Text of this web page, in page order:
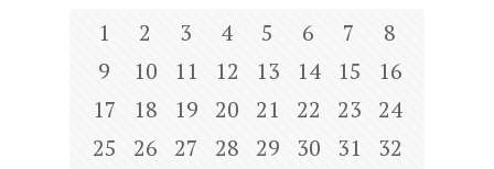
1 2 3 4 5 6 7
8
9
10 11 12 13 14 15
16
17
18 19 20 21 22 23
24
25
26 27 28 29 30 31
32